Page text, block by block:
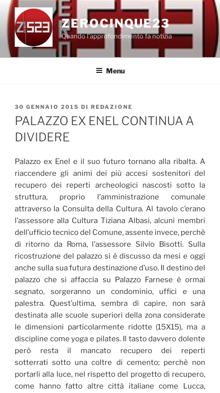
Salta
contenuto
ZEROCINQUE23
Quando l'approfondimento fa notizia
Menu
PUBBLICATO
IL
30 GENNAIO 2015 DI REDAZIONE
PALAZZO EX ENEL CONTINUA A
DIVIDERE
Palazzo ex Enel e il suo futuro tornano alla ribalta. A
riaccendere gli animi dei più accesi sostenitori del
recupero dei reperti archeologici nascosti sotto la
struttura, proprio l’amministrazione comunale
attraverso la Consulta della Cultura. Al tavolo c’erano
l’assessore alla Cultura Tiziana Albasi, alcuni membri
dell’ufficio tecnico del Comune, assente invece, perchè
di ritorno da Roma, l’assessore Silvio Bisotti. Sulla
ricostruzione del palazzo si è discusso da mesi e oggi
anche sulla sua futura destinazione d’uso. Il destino del
palazzo che si affaccia su Palazzo Farnese è ormai
segnato, sorgeranno un condominio, uffici e una
palestra. Quest’ultima, sembra di capire, non sarà
destinata alle scuole superiori della zona considerate
le dimensioni particolarmente ridotte (15X15), ma a
discipline come yoga e pilates. Il tasto davvero dolente
però resta il mancato recupero dei reperti
sotterrati sotto una coltre di cemento; perchè non
portarli alla luce, nel rispetto del progetto di recupero,
come hanno fatto altre città italiane come Lucca,